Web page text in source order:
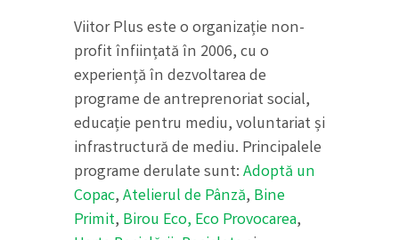
Viitor Plus este o organizație non-
profit înființată în 2006, cu o
experiență în dezvoltarea de
programe de antreprenoriat social,
educație pentru mediu, voluntariat și
infrastructură de mediu. Principalele
programe derulate sunt:Adoptă un
Copac,Atelierul de Pânză, Bine
Primit, Birou Eco, Eco Provocarea,